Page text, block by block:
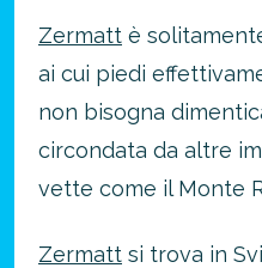
Zermatt è
ai cui piedi
non bisogna
circondata da altre
vette come il Monte
Zermatt si trova in